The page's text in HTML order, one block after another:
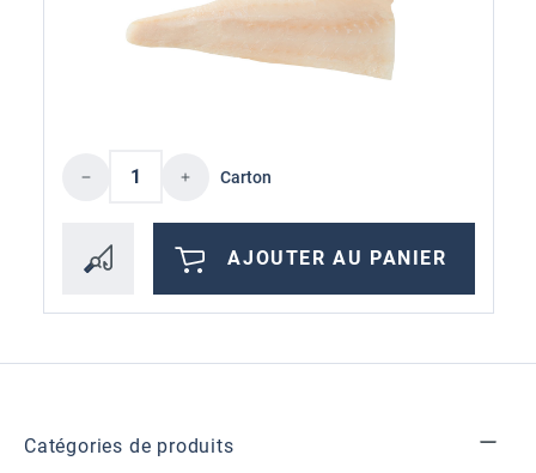
Quantité de produit : Entrez la quantité
Carton
AJOUTER AU PANIER
Catégories de produits